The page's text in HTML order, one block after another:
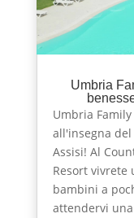
Umbria
Umbria
all'insegna
Assisi! Al
Resort vivrete
bambini a
attendervi